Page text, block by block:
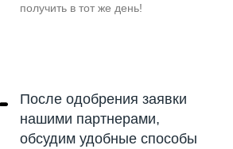
получить в тот же день!
После одобрения заявки
нашими партнерами,
обсудим удобные способы